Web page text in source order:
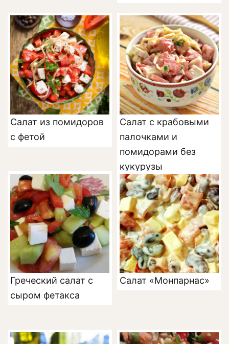
Салат из помидоров
с фетой
Салат с крабовыми
палочками и
помидорами без
кукурузы
Греческий салат с
сыром фетакса
Салат «Монпарнас»